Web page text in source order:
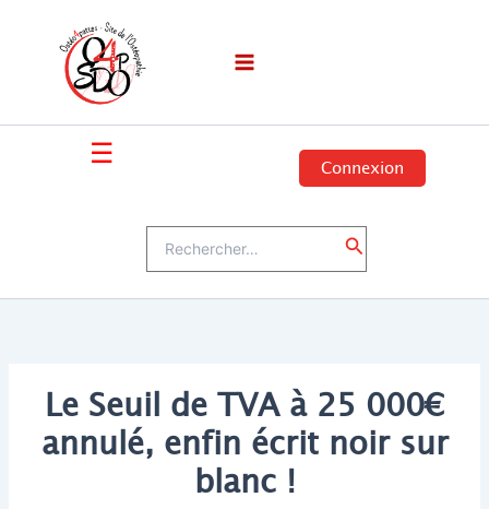
☰ Connexion
Rechercher
Le Seuil de TVA à 25 000€
annulé, enfin écrit noir sur
blanc !